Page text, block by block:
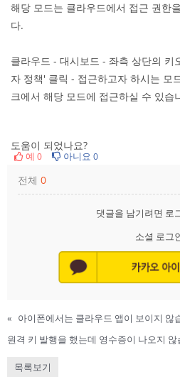
해당 모드는 클라우드에서 접근 권한
다.
클라우드 - 대시보드 - 좌측 상단의 키
자 정책' 클릭 - 접근하고자 하시는 모
크에서 해당 모드에 접근하실 수 있습
도움이 되었나요?
예 0 아니요 0
전체 0
댓글을 남기려면 로
소셜 로그
« 아이폰에서는 클라우드 앱이 보이지 않
원격 키 발행을 했는데 영수증이 나오지 않
목록보기